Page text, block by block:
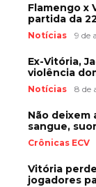
Flamengo x
partida da
Notícias 9 de
Ex-Vitória,
violência
Notícias 8 de
Não deixem
sangue,
Crônicas ECV
Vitória
jogadores